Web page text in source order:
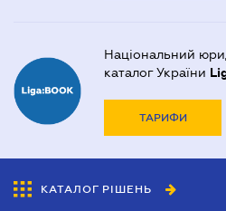
Національний
каталог України
ТАРИФИ
КАТАЛОГ РІШЕНЬ